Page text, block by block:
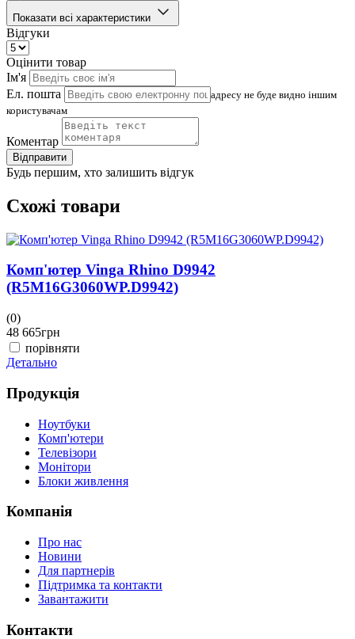
Показати всі характеристики
Відгуки
Оцінити товар
Ім'я
Ел. пошта
адресу не буде видно іншим
користувачам
Коментар
Відправити
Будь першим, хто залишить відгук
Схожі товари
Комп'ютер Vinga Rhino D9942
(R5M16G3060WP.D9942)
(0)
48 665грн
порівняти
Детально
Продукція
Ноутбуки
Комп'ютери
Телевізори
Монітори
Блоки живлення
Компанія
Про нас
Новини
Для партнерів
Підтримка та контакти
Завантажити
Контакти